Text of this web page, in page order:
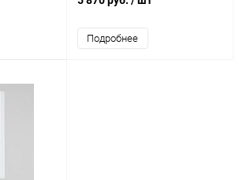
Подробнее